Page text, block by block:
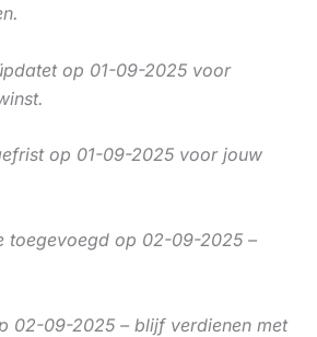
op 01-09-2025 voor
op 01-09-2025 voor jouw
toegevoegd op 02-09-2025 –
02-09-2025 – blijf verdienen met